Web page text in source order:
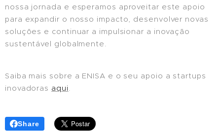
nossa jornada e esperamos aproveitar este apoio
para expandir o nosso impacto, desenvolver novas
soluções e continuar a impulsionar a inovação
sustentável globalmente.
Saiba mais sobre a ENISA e o seu apoio a startups
inovadoras aqui.
Share